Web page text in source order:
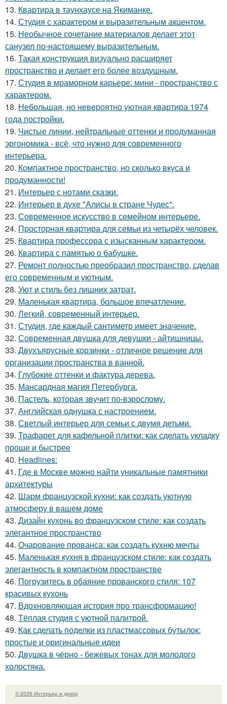
13. Квартира в таунхаусе на Якиманке.
14. Студия с характером и выразительным акцентом.
15. Необычное сочетание материалов делает этот
санузел по-настоящему выразительным.
16. Такая конструкция визуально расширяет
пространство и делает его более воздушным.
17. Студия в мраморном карьере: мини - пространство с
характером.
18. Небольшая, но невероятно уютная квартира 1974
года постройки.
19. Чистые линии, нейтральные оттенки и продуманная
эргономика - всё, что нужно для современного
интерьера.
20. Компактное пространство, но сколько вкуса и
продуманности!
21. Интерьер с нотами сказки.
22. Интерьер в духе "Алисы в стране Чудес".
23. Современное искусство в семейном интерьере.
24. Просторная квартира для семьи из четырёх человек.
25. Квартира профессора с изысканным характером.
26. Квартира с памятью о бабушке.
27. Ремонт полностью преобразил пространство, сделав
его современным и уютным.
28. Уют и стиль без лишних затрат.
29. Маленькая квартира, большое впечатление.
30. Легкий, современный интерьер.
31. Студия, где каждый сантиметр имеет значение.
32. Современная двушка для девушки - айтишницы.
33. Двухъярусные корзинки - отличное решение для
организации пространства в ванной.
34. Глубокие оттенки и фактура дерева.
35. Мансардная магия Петербурга.
36. Пастель, которая звучит по-взрослому.
37. Английская однушка с настроением.
38. Светлый интерьер для семьи с двумя детьми.
39. Трафарет для кафельной плитки: как сделать укладку
проще и быстрее
40. Headlines:
41. Где в Москве можно найти уникальные памятники
архитектуры
42. Шарм французской кухни: как создать уютную
атмосферу в вашем доме
43. Дизайн кухонь во французском стиле: как создать
элегантное пространство
44. Очарование прованса: как создать кухню мечты
45. Маленькая кухня в французском стиле: как создать
элегантность в компактном пространстве
46. Погрузитесь в обаяние прованского стиля: 107
красивых кухонь
47. Вдохновляющая история про трансформацию!
48. Тёплая студия с уютной палитрой.
49. Как сделать поделки из пластмассовых бутылок:
простые и оригинальные идеи
50. Двушка в чёрно - бежевых тонах для молодого
холостяка.
© 2026 Интерьер и декор